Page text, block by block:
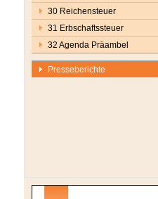
30 Reichensteuer
31 Erbschaftssteuer
32 Agenda Präambel
Presseberichte